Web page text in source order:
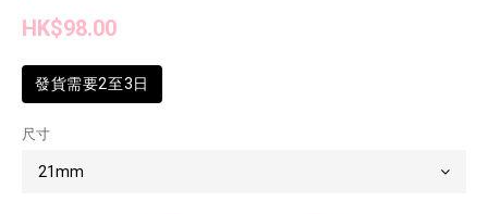
HK$98.00
發貨需要2至3日
尺寸